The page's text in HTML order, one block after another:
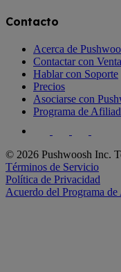
Contacto
Acerca de
Contactar con
Hablar con Soporte
Precios
Asociarse con
Programa de
© 2026 Pushwoosh Inc.
Términos de Servicio
Política de Privacidad
Acuerdo del Programa